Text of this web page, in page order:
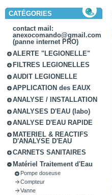
CATÉGORIES
contact mail:
anexocomando@gmail.com
(panne internet PRO)
ALERTE "LEGIONELLE"
FILTRES LEGIONELLES
AUDIT LEGIONELLE
APPLICATION des EAUX
ANALYSE / INSTALLATION
ANALYSES D'EAU (labo)
ANALYSE D'EAU RAPIDE
MATERIEL & REACTIFS
D'ANALYSE D'EAU
CARNETS SANITAIRES
Matériel Traitement d'Eau
Pompe doseuse
Compteur
Vanne